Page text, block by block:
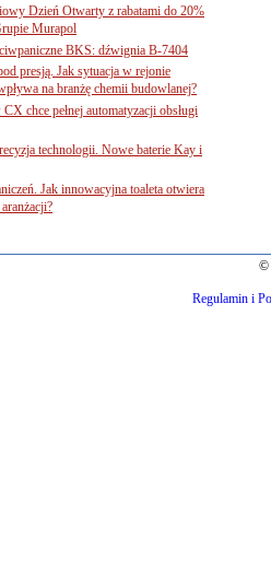
Dzień Otwarty z rabatami do 20%
Murapol
BKS: dźwignia B-7404
presją. Jak sytuacja w rejonie
na branżę chemii budowlanej?
chce pełnej automatyzacji obsługi
technologii. Nowe baterie Kay i
Jak innowacyjna toaleta otwiera
©
Regulamin i